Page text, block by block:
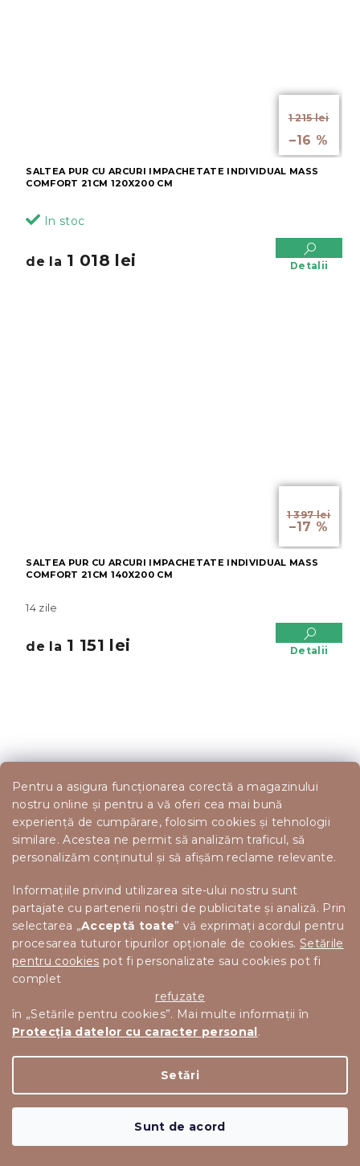
Pentru a asigura funcționarea corectă a magazinului
nostru online și pentru a vă oferi cea mai bună
experiență de cumpărare, folosim cookies și tehnologii
similare. Acestea ne permit să analizăm traficul, să
personalizăm conținutul și să afișăm reclame relevante.
Informațiile privind utilizarea site-ului nostru sunt
partajate cu partenerii noștri de publicitate și analiză. Prin
selectarea „Acceptă toate” vă exprimați acordul pentru
procesarea tuturor tipurilor opționale de cookies. Setările
pentru cookies pot fi personalizate sau cookies pot fi
complet
refuzate
în „Setările pentru cookies”. Mai multe informații în
Protecția datelor cu caracter personal.
Setări
Sunt de acord
1 215 lei
–16 %
SALTEA PUR CU ARCURI IMPACHETATE INDIVIDUAL MASS
COMFORT 21CM 120X200 CM
In stoc
de la 1 018 lei Detalii
1 397 lei
–17 %
SALTEA PUR CU ARCURI IMPACHETATE INDIVIDUAL MASS
COMFORT 21CM 140X200 CM
14 zile
de la 1 151 lei Detalii
de la
1 677 lei
până la
–18 %
SALTEA PUR CU ARCURI IMPACHETATE INDIVIDUAL MASS
COMFORT 21CM 180X200 CM
de la1 365 lei